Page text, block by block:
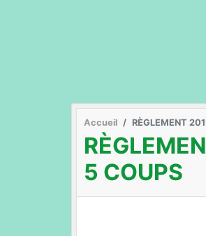
Accueil RÈGLEMENT
5 COUPS